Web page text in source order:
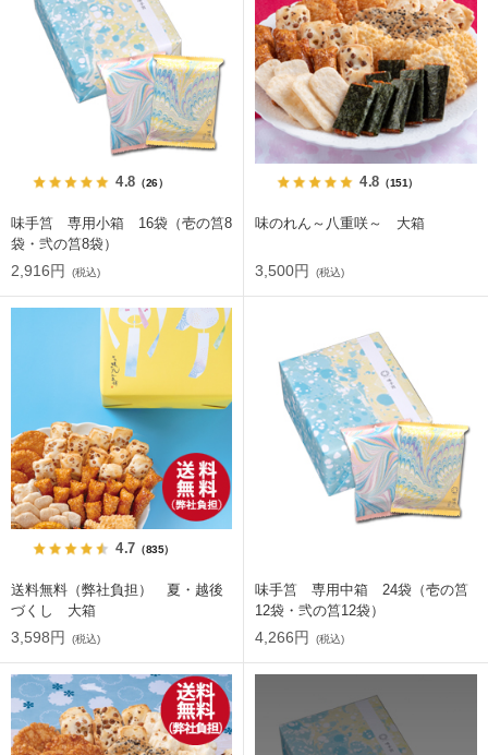
4.8（26）
味手筥 専用小箱 16袋（壱の筥8
袋・弐の筥8袋）
2,916円 (税込)
4.8 （151）
味のれん～八重咲～ 大箱
3,500円 (税込)
4.7 （835）
送料無料（弊社負担） 夏・越後
づくし 大箱
3,598円 (税込)
味手筥 専用中箱 24袋（壱の筥
12袋・弐の筥12袋）
4,266円 (税込)